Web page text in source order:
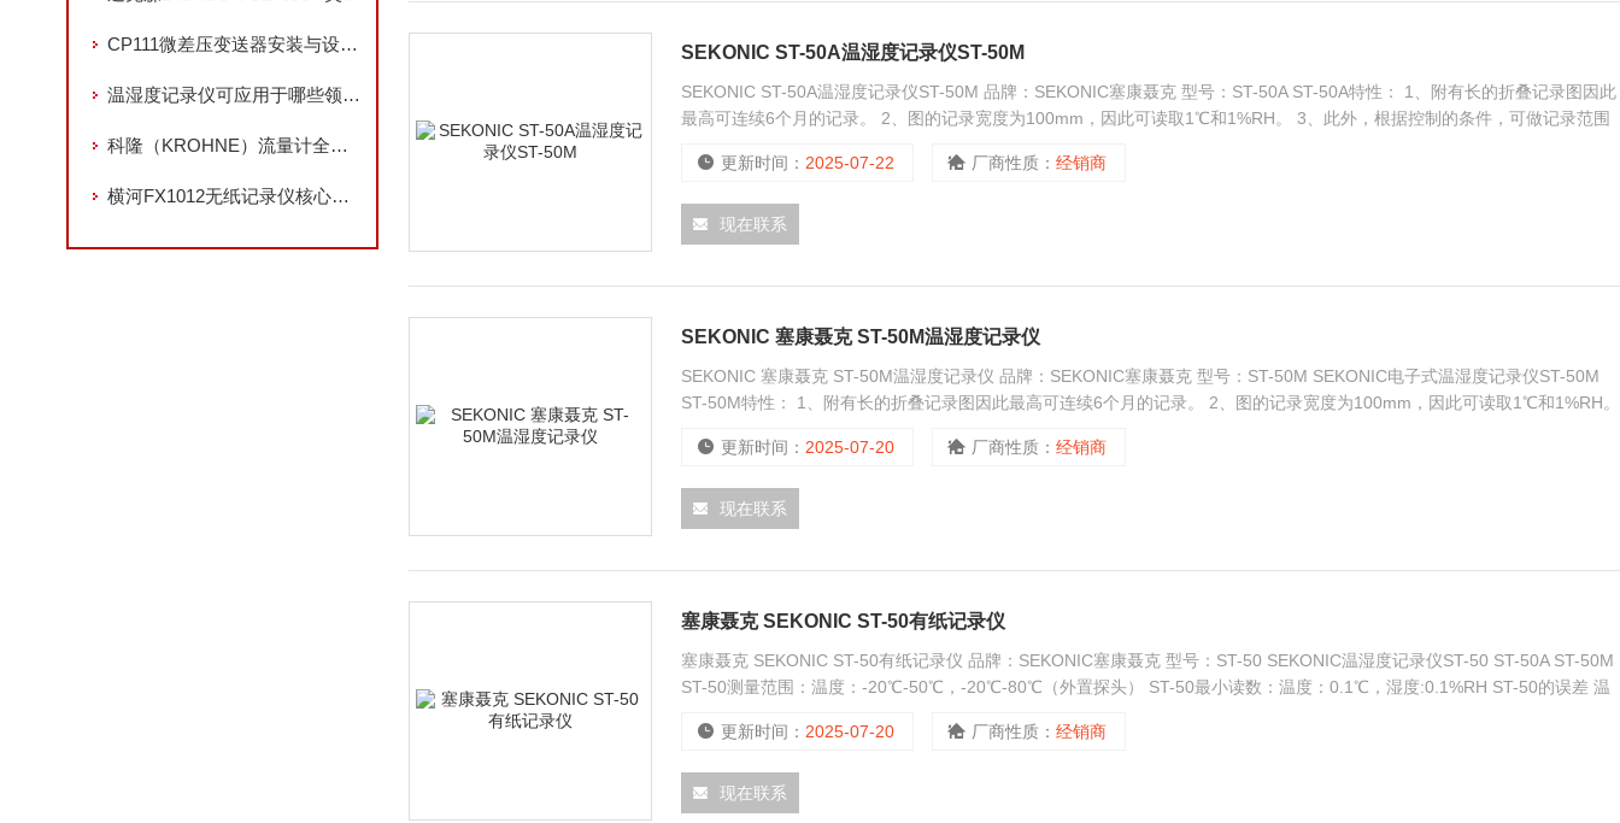
CP111微差压变送器安装与设置指南：从接线到校准全流程
温湿度记录仪可应用于哪些领域？
科隆（KROHNE）流量计全系列解析：类型、技术优势与应用场景
横河FX1012无纸记录仪核心功能解析
SEKONIC ST-50A温湿度记录仪ST-50M
SEKONIC ST-50A温湿度记录仪ST-50M 品牌：SEKONIC塞康聂克 型号：ST-50A ST-50A特性： 1、附有长的折叠记录图因此
最高可连续6个月的记录。 2、图的记录宽度为100mm，因此可读取1℃和1%RH。 3、此外，根据控制的条件，可做记录范围
更新时间： 2025-07-22 厂商性质： 经销商
现在联系
SEKONIC 塞康聂克 ST-50M温湿度记录仪
SEKONIC 塞康聂克 ST-50M温湿度记录仪 品牌：SEKONIC塞康聂克 型号：ST-50M SEKONIC电子式温湿度记录仪ST-50M
ST-50M特性： 1、附有长的折叠记录图因此最高可连续6个月的记录。 2、图的记录宽度为100mm，因此可读取1℃和1%RH。
更新时间： 2025-07-20 厂商性质： 经销商
现在联系
塞康聂克 SEKONIC ST-50有纸记录仪
塞康聂克 SEKONIC ST-50有纸记录仪 品牌：SEKONIC塞康聂克 型号：ST-50 SEKONIC温湿度记录仪ST-50 ST-50A ST-50M
ST-50测量范围：温度：-20℃-50℃，-20℃-80℃（外置探头） ST-50最小读数：温度：0.1℃，湿度:0.1%RH ST-50的误差 温
更新时间： 2025-07-20 厂商性质： 经销商
现在联系